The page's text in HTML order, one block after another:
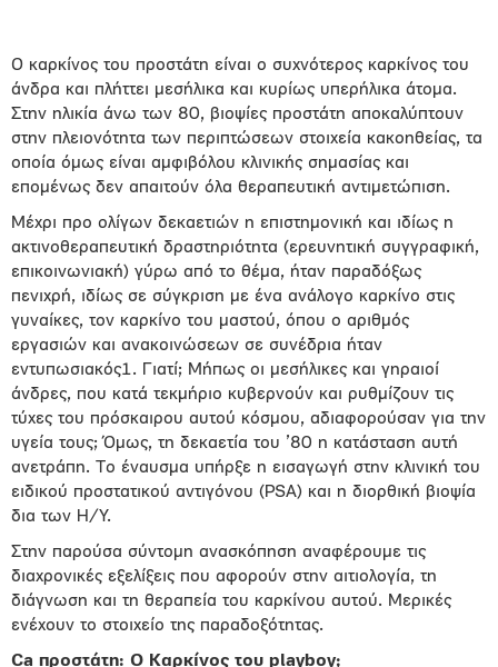
Ο καρκίνος του προστάτη είναι ο συχνότερος καρκίνος του
άνδρα και πλήττει μεσήλικα και κυρίως υπερήλικα άτομα.
Στην ηλικία άνω των 80, βιοψίες προστάτη αποκαλύπτουν
στην πλειονότητα των περιπτώσεων στοιχεία κακοηθείας, τα
οποία όμως είναι αμφιβόλου κλινικής σημασίας και
επομένως δεν απαιτούν όλα θεραπευτική αντιμετώπιση.
Μέχρι προ ολίγων δεκαετιών η επιστημονική και ιδίως η
ακτινοθεραπευτική δραστηριότητα (ερευνητική συγγραφική,
επικοινωνιακή) γύρω από το θέμα, ήταν παραδόξως
πενιχρή, ιδίως σε σύγκριση με ένα ανάλογο καρκίνο στις
γυναίκες, τον καρκίνο του μαστού, όπου ο αριθμός
εργασιών και ανακοινώσεων σε συνέδρια ήταν
εντυπωσιακός1. Γιατί; Μήπως οι μεσήλικες και γηραιοί
άνδρες, που κατά τεκμήριο κυβερνούν και ρυθμίζουν τις
τύχες του πρόσκαιρου αυτού κόσμου, αδιαφορούσαν για την
υγεία τους; Όμως, τη δεκαετία του ’80 η κατάσταση αυτή
ανετράπη. Το έναυσμα υπήρξε η εισαγωγή στην κλινική του
ειδικού προστατικού αντιγόνου (PSA) και η διορθική βιοψία
δια των Η/Y.
Στην παρούσα σύντομη ανασκόπηση αναφέρουμε τις
διαχρονικές εξελίξεις που αφορούν στην αιτιολογία, τη
διάγνωση και τη θεραπεία του καρκίνου αυτού. Μερικές
ενέχουν το στοιχείο της παραδοξότητας.
Ca προστάτη: Ο Καρκίνος του playboy;